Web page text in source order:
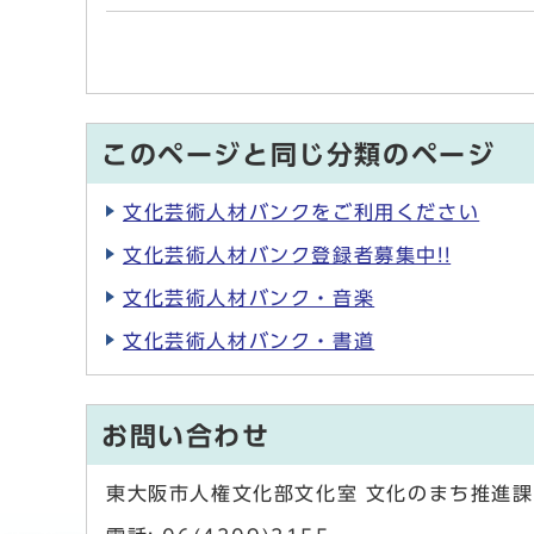
このページと同じ分類のページ
文化芸術人材バンクをご利用ください
文化芸術人材バンク登録者募集中!!
文化芸術人材バンク・音楽
文化芸術人材バンク・書道
お問い合わせ
東大阪市人権文化部文化室 文化のまち推進課